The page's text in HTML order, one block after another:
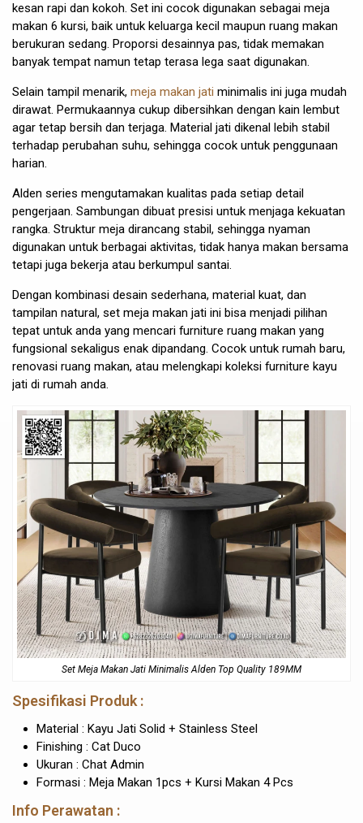
kesan rapi dan kokoh. Set ini cocok digunakan sebagai meja
makan 6 kursi, baik untuk keluarga kecil maupun ruang makan
berukuran sedang. Proporsi desainnya pas, tidak memakan
banyak tempat namun tetap terasa lega saat digunakan.
Selain tampil menarik, meja makan jati minimalis ini juga mudah
dirawat. Permukaannya cukup dibersihkan dengan kain lembut
agar tetap bersih dan terjaga. Material jati dikenal lebih stabil
terhadap perubahan suhu, sehingga cocok untuk penggunaan
harian.
Alden series mengutamakan kualitas pada setiap detail
pengerjaan. Sambungan dibuat presisi untuk menjaga kekuatan
rangka. Struktur meja dirancang stabil, sehingga nyaman
digunakan untuk berbagai aktivitas, tidak hanya makan bersama
tetapi juga bekerja atau berkumpul santai.
Dengan kombinasi desain sederhana, material kuat, dan
tampilan natural, set meja makan jati ini bisa menjadi pilihan
tepat untuk anda yang mencari furniture ruang makan yang
fungsional sekaligus enak dipandang. Cocok untuk rumah baru,
renovasi ruang makan, atau melengkapi koleksi furniture kayu
jati di rumah anda.
Set Meja Makan Jati Minimalis Alden Top Quality 189MM
Spesifikasi Produk :
Material : Kayu Jati Solid + Stainless Steel
Finishing : Cat Duco
Ukuran : Chat Admin
Formasi : Meja Makan 1pcs + Kursi Makan 4 Pcs
Info Perawatan :